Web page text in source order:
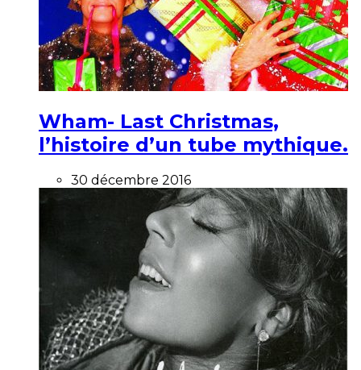
Wham- Last Christmas,
l’histoire d’un tube mythique.
30 décembre 2016